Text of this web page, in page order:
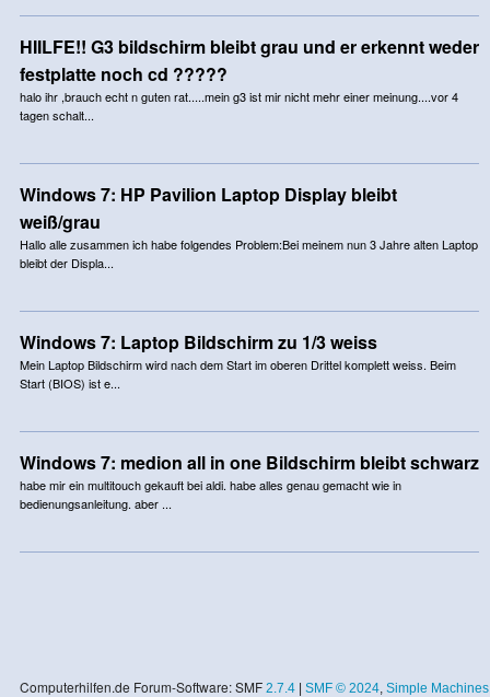
HIILFE!! G3 bildschirm bleibt grau und er erkennt weder
festplatte noch cd ?????
halo ihr ,brauch echt n guten rat.....mein g3 ist mir nicht mehr einer meinung....vor 4
tagen schalt...
Windows 7: HP Pavilion Laptop Display bleibt
weiß/grau
Hallo alle zusammen ich habe folgendes Problem:Bei meinem nun 3 Jahre alten Laptop
bleibt der Displa...
Windows 7: Laptop Bildschirm zu 1/3 weiss
Mein Laptop Bildschirm wird nach dem Start im oberen Drittel komplett weiss. Beim
Start (BIOS) ist e...
Windows 7: medion all in one Bildschirm bleibt schwarz
habe mir ein multitouch gekauft bei aldi. habe alles genau gemacht wie in
bedienungsanleitung. aber ...
Computerhilfen.de Forum-Software: SMF 2.7.4| SMF © 2024, Simple Machines